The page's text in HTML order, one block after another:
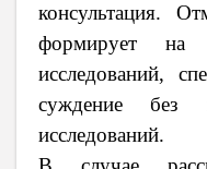
консультация.
формирует на
исследований,
суждение без
исследований.